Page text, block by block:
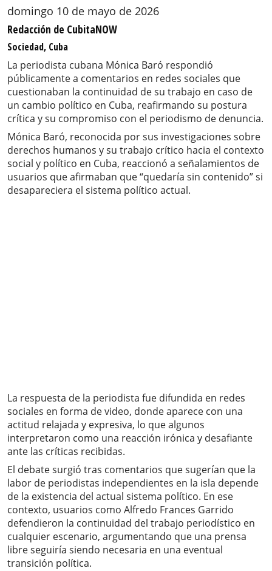
domingo 10 de mayo de 2026
Redacción de CubitaNOW
Sociedad, Cuba
La periodista cubana Mónica Baró respondió
públicamente a comentarios en redes sociales que
cuestionaban la continuidad de su trabajo en caso de
un cambio político en Cuba, reafirmando su postura
crítica y su compromiso con el periodismo de denuncia.
Mónica Baró, reconocida por sus investigaciones sobre
derechos humanos y su trabajo crítico hacia el contexto
social y político en Cuba, reaccionó a señalamientos de
usuarios que afirmaban que “quedaría sin contenido” si
desapareciera el sistema político actual.
La respuesta de la periodista fue difundida en redes
sociales en forma de video, donde aparece con una
actitud relajada y expresiva, lo que algunos
interpretaron como una reacción irónica y desafiante
ante las críticas recibidas.
El debate surgió tras comentarios que sugerían que la
labor de periodistas independientes en la isla depende
de la existencia del actual sistema político. En ese
contexto, usuarios como Alfredo Frances Garrido
defendieron la continuidad del trabajo periodístico en
cualquier escenario, argumentando que una prensa
libre seguiría siendo necesaria en una eventual
transición política.